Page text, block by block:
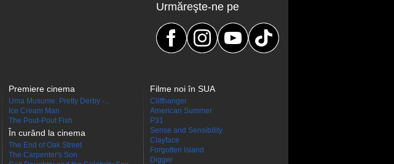
Urmăreşte-ne pe
Premiere cinema
Uma Musume: Pretty Derby -...
Ice Cream Man
The Pout-Pout Fish
În curând la cinema
The End of Oak Street
The Carpenter's Son
Filme noi în SUA
Cliffhanger
American Summer
P31
Sense and Sensibility
Clayface
Forgotten Island
Digger